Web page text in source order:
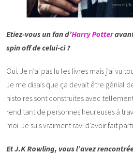
Etiez-vous un fan d’Harry Potter
spin off de celui-ci ?
Oui. Je n’ai pas lu les livres mais j’ai vu
Je me disais que ça devait être génial
histoires sont construites avec
rend tant de personnes heureuses à
moi. Je suis vraiment ravi d’avoir fait
Et J.K Rowling, vous l’avez